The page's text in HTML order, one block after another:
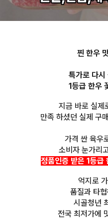
찐 한우
특가로 다
1등급 한우
지금 바로 실제
만족 하셨던 실제 구
가격 싼 육우
소비자 눈가리
정품인증 받은 1등급
억지로
품질과 타
시골청년
전국 최저가에